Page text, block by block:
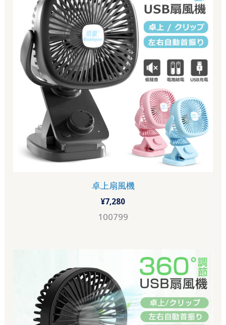
卓上扇風機
¥7,280
100799